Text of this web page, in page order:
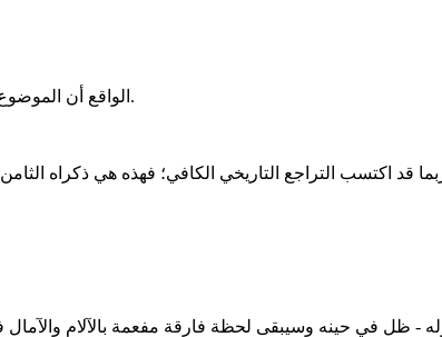
الواقع أن الموضوع قد أشبع تناولا خلال السنوات الماضية مما يفقده طابع الحساسية و رونق الجدة.